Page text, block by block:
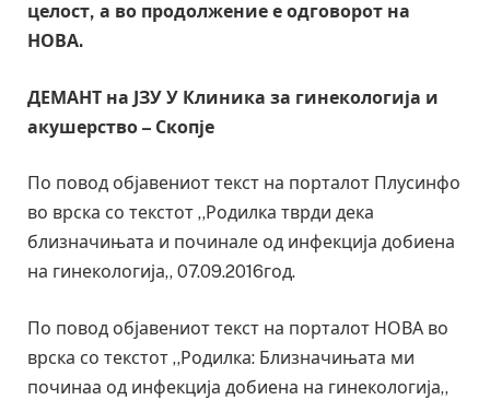
целост, а во продолжение е одговорот на
НОВА.
ДЕМАНТ на ЈЗУ У Клиника за гинекологија и
акушерство – Скопје
По повод објавениот текст на порталот Плусинфо
во врска со текстот ,,Родилка тврди дека
близначињата и починале од инфекција добиена
на гинекологија,, 07.09.2016год.
По повод објавениот текст на порталот НОВА во
врска со текстот ,,Родилка: Близначињата ми
починаа од инфекција добиена на гинекологија,,